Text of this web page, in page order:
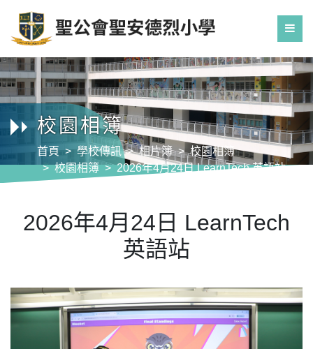
校園相簿
首頁 學校傳訊 相片簿
校園相簿
校園相簿
2026年4月24日 LearnTech 英語站
2026年4月24日 LearnTech
英語站